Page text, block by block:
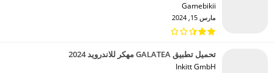
Gamebikii‏
مارس 15, 2024
تحميل تطبيق GALATEA مهكر للاندرويد 2024
Inkitt GmbH‏